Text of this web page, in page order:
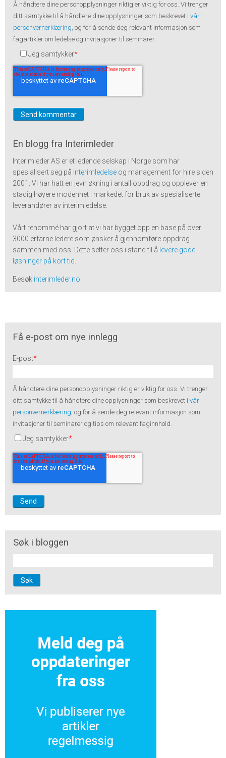
Å håndtere dine personopplysninger riktig er viktig for oss. Vi trenger
ditt samtykke til å håndtere dine opplysninger som beskrevet i vår
personvernerklæring, og for å sende deg relevant informasjon som
fagartikler om ledelse og invitasjoner til seminarer.
Jeg samtykker*
En blogg fra Interimleder
Interimleder AS er et ledende selskap i Norge som har
spesialisert seg på interimledelse og management for hire siden
2001. Vi har hatt en jevn økning i antall oppdrag og opplever en
stadig høyere modenhet i markedet for bruk av spesialiserte
leverandører av interimledelse.
Vårt renommé har gjort at vi har bygget opp en base på over
3000 erfarne ledere som ønsker å gjennomføre oppdrag
sammen med oss. Dette setter oss i stand til å levere gode
løsninger på kort tid
Besøk interimleder.no
Få e-post om nye innlegg
E-post*
Å håndtere dine personopplysninger riktig er viktig for oss. Vi trenger
ditt samtykke til å håndtere dine opplysninger som beskrevet i vår
personvernerklæring , og for å sende deg relevant informasjon som
invitasjoner til seminarer og tips om relevant faginnhold.
Jeg samtykker*
Søk i bloggen
Søk